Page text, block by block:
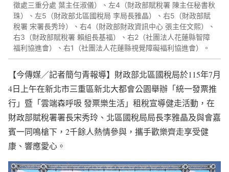
徵處三重分處 葉主任淑儀）、左4（財政部賦稅署 陳主任秘書秋
珠）、左5（財政部北區國稅局 李局長雅晶）、右5（財政部賦
稅署 宋署長秀玲）、右4（財政部財政資訊中心 張主任文熙）、
右3（財政部賦稅署 賴組長基福）、右2（社團法人花蓮縣智障
福利協進會）、右1（社團法人花蓮縣視覺障礙褔利協進會）。
【今傳媒／記者簡勻青報導】財政部北區國稅局於115年7月
4日上午在新北市三重區新北大都會公園舉辦「統一發票推
行」暨「雲端森呼吸 發票樂生活」租稅宣導健走活動，在
財政部賦稅署署長宋秀玲、北區國稅局局長李雅晶及與會嘉
賓一同鳴槍下，2千餘人熱情參與，攜手歡樂齊走享受健
康、響應愛心。